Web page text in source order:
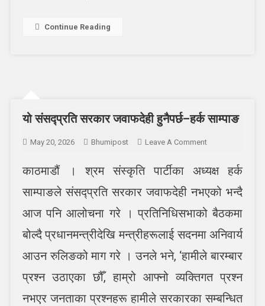
Continue Reading
यो संसद्प्रति सरकार जवाफदेही हुनैपर्छ–हर्क साम्पाङ
May 20, 2026 Bhumipost Leave A CommentOn
संसद्प्रति
जवाफदेही
हुनैपर्छ–
साम्पाङ
काठमाडौं । श्रम संस्कृति पार्टीका अध्यक्ष हर्क
साम्पाङले संसद्प्रति सरकार जवाफदेही नभएको भन्दै
आज पनि आलोचना गरे । प्रतिनिधिसभाको बैठकमा
बोल्दै प्रधानमन्त्रीदेखि मन्त्रीहरूलाई सदनमा अनिवार्य
आउन रुलिङको माग गरे । उनले भने, ‘हामीले बारम्बार
प्रश्न उठाएका छौँ, हाम्रो आफ्नो व्यक्तिगत प्रश्न
नभएर जनताका प्रश्नहरू हामीले सरकारका सम्बन्धित